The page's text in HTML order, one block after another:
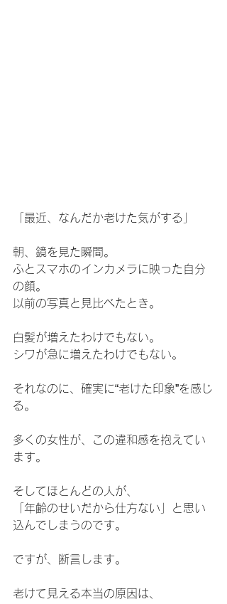
「最近、なんだか老けた気がする」
朝、鏡を見た瞬間。
ふとスマホのインカメラに映った自分
の顔。
以前の写真と見比べたとき。
白髪が増えたわけでもない。
シワが急に増えたわけでもない。
それなのに、確実に“老けた印象”を感じ
る。
多くの女性が、この違和感を抱えてい
ます。
そしてほとんどの人が、
「年齢のせいだから仕方ない」と思い
込んでしまうのです。
ですが、断言します。
老けて見える本当の原因は、